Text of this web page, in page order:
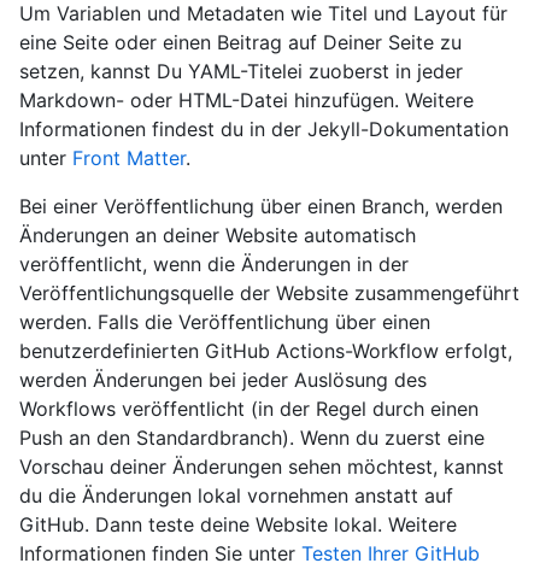
Um Variablen und Metadaten wie Titel und Layout für
eine Seite oder einen Beitrag auf Deiner Seite zu
setzen, kannst Du YAML-Titelei zuoberst in jeder
Markdown- oder HTML-Datei hinzufügen. Weitere
Informationen findest du in der Jekyll-Dokumentation
unter Front Matter.
Bei einer Veröffentlichung über einen Branch, werden
Änderungen an deiner Website automatisch
veröffentlicht, wenn die Änderungen in der
Veröffentlichungsquelle der Website zusammengeführt
werden. Falls die Veröffentlichung über einen
benutzerdefinierten GitHub Actions-Workflow erfolgt,
werden Änderungen bei jeder Auslösung des
Workflows veröffentlicht (in der Regel durch einen
Push an den Standardbranch). Wenn du zuerst eine
Vorschau deiner Änderungen sehen möchtest, kannst
du die Änderungen lokal vornehmen anstatt auf
GitHub. Dann teste deine Website lokal. Weitere
Informationen finden Sie unter Testen Ihrer GitHub